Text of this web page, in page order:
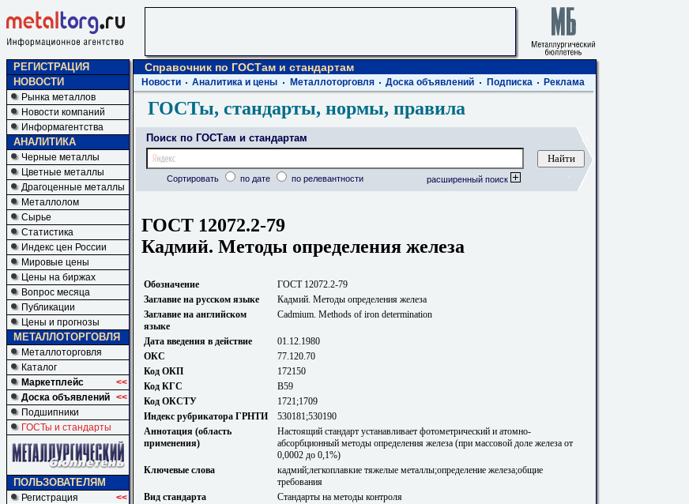
РЕГИСТРАЦИЯ
НОВОСТИ
Рынка металлов
Новости компаний
Информагентства
АНАЛИТИКА
Черные металлы
Цветные металлы
Драгоценные металлы
Металлолом
Сырье
Статистика
Индекс цен России
Мировые цены
Цены на биржах
Вопрос месяца
Публикации
Цены и прогнозы
МЕТАЛЛОТОРГОВЛЯ
Металлоторговля
Каталог
Маркетплейс
<<
Доска объявлений <<
Подшипники
ГОСТы и стандарты
ПОЛЬЗОВАТЕЛЯМ
Регистрация
<<
Справочник по ГОСТам и стандартам
Новости Аналитика и цены Металлоторговля Доска объявлений Подписка Реклама
ГОСТы, стандарты, нормы, правила
Поиск по ГОСТам и стандартам
Сортировать по дате по релевантности расширенный поиск
ГОСТ 12072.2-79
Кадмий. Методы определения железа
Обозначение
ГОСТ 12072.2-79
Заглавие на русском языке
Кадмий. Методы определения железа
Заглавие на английском
языке
Cadmium. Methods of iron determination
Дата введения в действие
01.12.1980
ОКС
77.120.70
Код ОКП
172150
Код КГС
В59
Код ОКСТУ
1721;1709
Индекс рубрикатора ГРНТИ
530181;530190
Аннотация (область
применения)
Настоящий стандарт устанавливает фотометрический и атомно-
абсорбционный методы определения железа (при массовой доле железа от
0,0002 до 0,1%)
Ключевые слова
кадмий;легкоплавкие тяжелые металлы;определение железа;общие
требования
Вид стандарта
Стандарты на методы контроля